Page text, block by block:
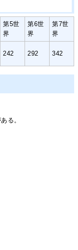
第5世
界
第6世
界
第7世
界
242 292 342
る。